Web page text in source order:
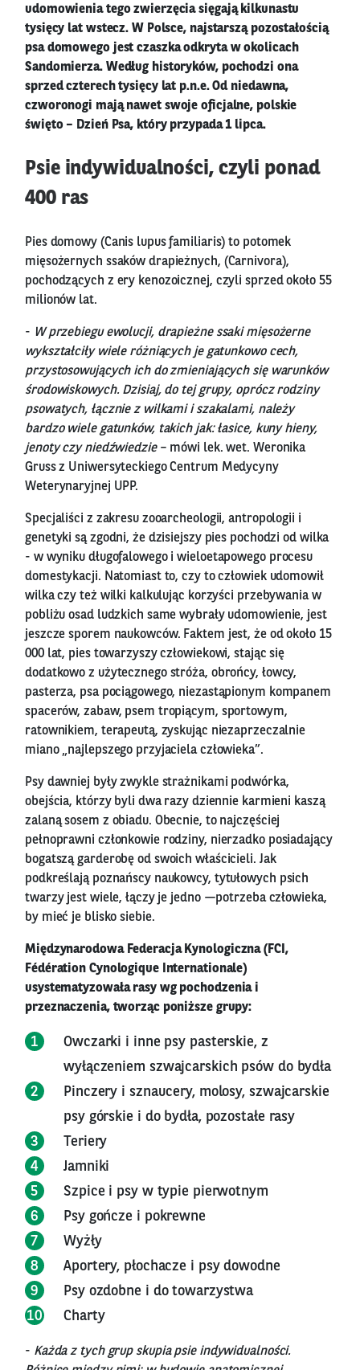
udomowienia tego zwierzęcia sięgają kilkunastu
tysięcy lat wstecz. W Polsce, najstarszą pozostałością
psa domowego jest czaszka odkryta w okolicach
Sandomierza. Według historyków, pochodzi ona
sprzed czterech tysięcy lat p.n.e. Od niedawna,
czworonogi mają nawet swoje oficjalne, polskie
święto – Dzień Psa, który przypada 1 lipca.
Psie indywidualności, czyli ponad
400 ras
Pies domowy (Canis lupus familiaris) to potomek
mięsożernych ssaków drapieżnych, (Carnivora),
pochodzących z ery kenozoicznej, czyli sprzed około 55
milionów lat.
- W przebiegu ewolucji, drapieżne ssaki mięsożerne
wykształciły wiele różniących je gatunkowo cech,
przystosowujących ich do zmieniających się warunków
środowiskowych. Dzisiaj, do tej grupy, oprócz rodziny
psowatych, łącznie z wilkami i szakalami, należy
bardzo wiele gatunków, takich jak: łasice, kuny hieny,
jenoty czy niedźwiedzie– mówi lek. wet. Weronika
Gruss z Uniwersyteckiego Centrum Medycyny
Weterynaryjnej UPP.
Specjaliści z zakresu zooarcheologii, antropologii i
genetyki są zgodni, że dzisiejszy pies pochodzi od wilka
- w wyniku długofalowego i wieloetapowego procesu
domestykacji. Natomiast to, czy to człowiek udomowił
wilka czy też wilki kalkulując korzyści przebywania w
pobliżu osad ludzkich same wybrały udomowienie, jest
jeszcze sporem naukowców. Faktem jest, że od około 15
000 lat, pies towarzyszy człowiekowi, stając się
dodatkowo z użytecznego stróża, obrońcy, łowcy,
pasterza, psa pociągowego, niezastąpionym kompanem
spacerów, zabaw, psem tropiącym, sportowym,
ratownikiem, terapeutą, zyskując niezaprzeczalnie
miano „najlepszego przyjaciela człowieka”.
Psy dawniej były zwykle strażnikami podwórka,
obejścia, którzy byli dwa razy dziennie karmieni kaszą
zalaną sosem z obiadu. Obecnie, to najczęściej
pełnoprawni członkowie rodziny, nierzadko posiadający
bogatszą garderobę od swoich właścicieli. Jak
podkreślają poznańscy naukowcy, tytułowych psich
twarzy jest wiele, łączy je jedno —potrzeba człowieka,
by mieć je blisko siebie.
Międzynarodowa Federacja Kynologiczna (FCI,
Fédération Cynologique Internationale)
usystematyzowała rasy wg pochodzenia i
przeznaczenia, tworząc poniższe grupy:
Owczarki i inne psy pasterskie, z
wyłączeniem szwajcarskich psów do bydła
Pinczery i sznaucery, molosy, szwajcarskie
psy górskie i do bydła, pozostałe rasy
Teriery
Jamniki
Szpice i psy w typie pierwotnym
Psy gończe i pokrewne
Wyżły
Aportery, płochacze i psy dowodne
Psy ozdobne i do towarzystwa
Charty
- Każda z tych grup skupia psie indywidualności.